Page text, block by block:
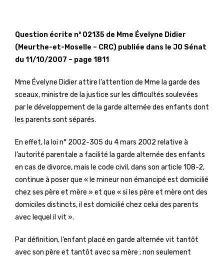
Question écrite n° 02135 de Mme Évelyne Didier
(Meurthe-et-Moselle – CRC) publiée dans le JO Sénat
du 11/10/2007 – page 1811
Mme Évelyne Didier attire l’attention de Mme la garde des
sceaux, ministre de la justice sur les difficultés soulevées
par le développement de la garde alternée des enfants dont
les parents sont séparés.
En effet, la loi n° 2002-305 du 4 mars 2002 relative à
l’autorité parentale a facilité la garde alternée des enfants
en cas de divorce, mais le code civil, dans son article 108-2,
continue à poser que « le mineur non émancipé est domicilié
chez ses père et mère » et que « si les père et mère ont des
domiciles distincts, il est domicilié chez celui des parents
avec lequel il vit ».
Par définition, l’enfant placé en garde alternée vit tantôt
avec son père et tantôt avec sa mère ; non seulement